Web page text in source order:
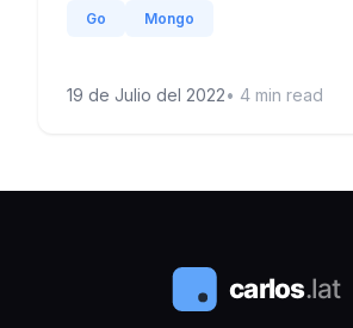
Go Mongo
19 de Julio del 2022• 4 min read